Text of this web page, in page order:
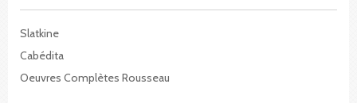
Slatkine
Cabédita
Oeuvres Complètes Rousseau